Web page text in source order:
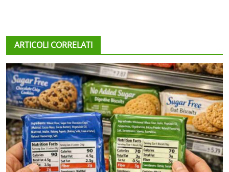
ARTICOLI CORRELATI